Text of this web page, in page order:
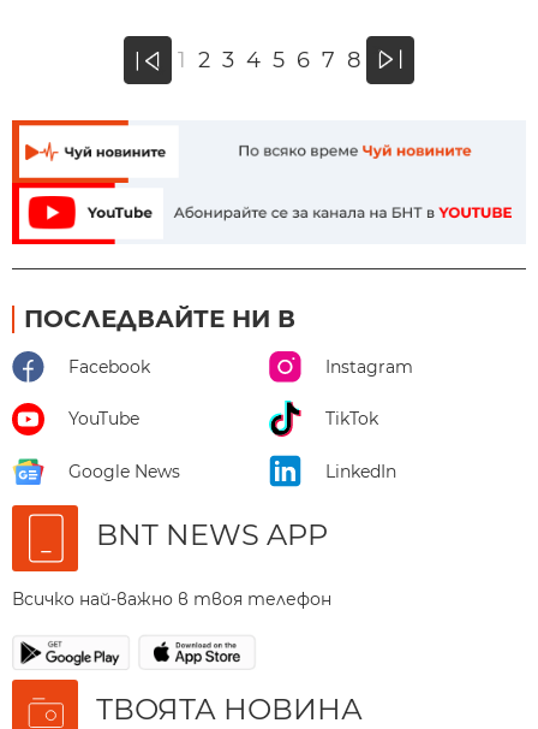
« 1 2 3 4 5 6 7 8 »
ПОСЛЕДВАЙТЕ НИ В
Facebook Instagram
YouTube TikTok
Google News LinkedIn
BNT NEWS APP
Всичко най-важно в твоя телефон
ТВОЯТА НОВИНА